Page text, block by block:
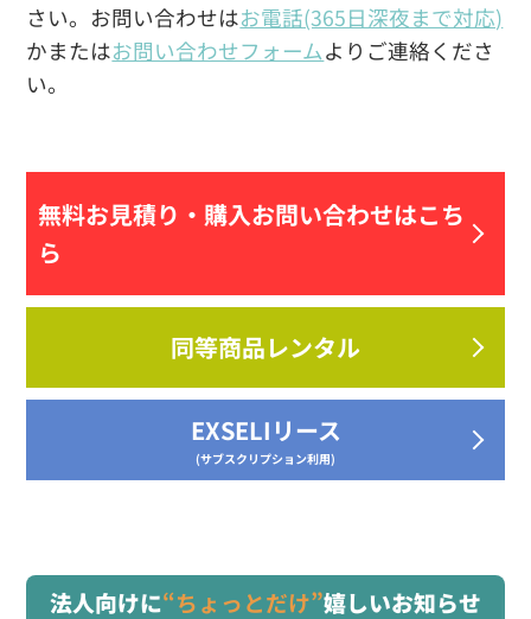
さい。お問い合わせはお電話(365日深夜まで対応)
かまたはお問い合わせフォームよりご連絡くださ
い。
無料お見積り・ 購入お問い合わせはこち
ら
同等商品レンタル
EXSELIリース
(サブスクリプション利用)
法人向けに“ちょっとだけ”嬉しいお知らせ